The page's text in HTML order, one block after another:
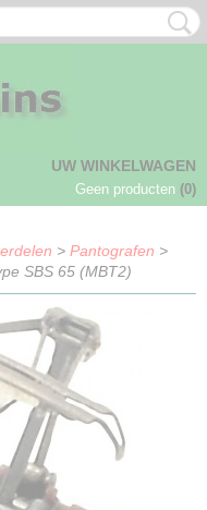
UW WINKELWAGEN
Geen producten (0)
> Pantografen >
SBS 65 (MBT2)